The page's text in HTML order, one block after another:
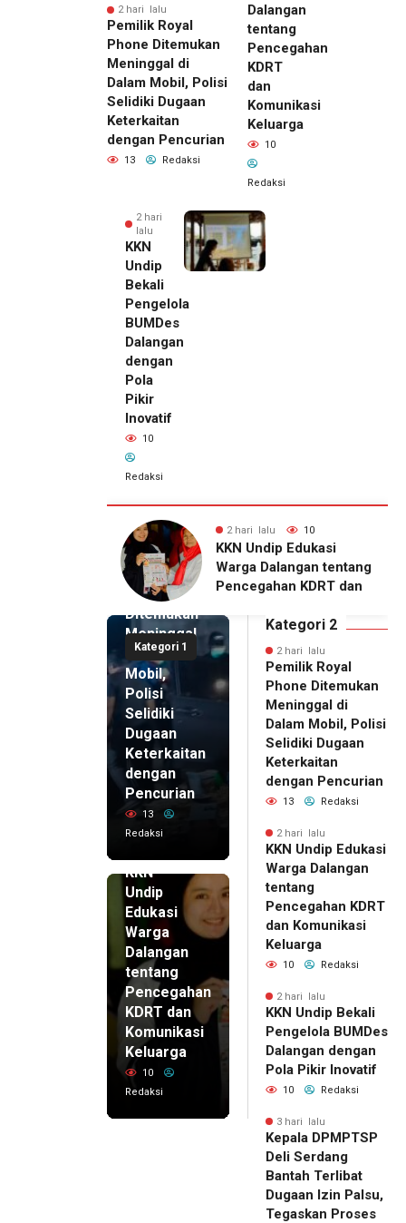
2 hari lalu
Pemilik Royal
Phone Ditemukan
Meninggal di
Dalam Mobil, Polisi
Selidiki Dugaan
Keterkaitan
dengan Pencurian
13 Redaksi
Dalangan
tentang
Pencegahan
KDRT
dan
Komunikasi
Keluarga
10
Redaksi
2 hari
lalu
KKN
Undip
Bekali
Pengelola
BUMDes
Dalangan
dengan
Pola
Pikir
Inovatif
10
Redaksi
2 hari lalu 10
KKN Undip Bekali
Pengelola BUMDes
Dalangan dengan Pola
Kategori 1
2 hari lalu
Pemilik
Royal
Phone
Ditemukan
Meninggal
di Dalam
Mobil,
Polisi
Selidiki
Dugaan
Keterkaitan
dengan
Pencurian
13
Redaksi
KKN
Undip
Edukasi
Warga
Dalangan
tentang
Pencegahan
KDRT dan
Komunikasi
Keluarga
10
Redaksi
Kategori 2
2 hari lalu
Pemilik Royal
Phone Ditemukan
Meninggal di
Dalam Mobil, Polisi
Selidiki Dugaan
Keterkaitan
dengan Pencurian
13 Redaksi
2 hari lalu
KKN Undip Edukasi
Warga Dalangan
tentang
Pencegahan KDRT
dan Komunikasi
Keluarga
10 Redaksi
2 hari lalu
KKN Undip Bekali
Pengelola BUMDes
Dalangan dengan
Pola Pikir Inovatif
10 Redaksi
3 hari lalu
Kepala DPMPTSP
Deli Serdang
Bantah Terlibat
Dugaan Izin Palsu,
Tegaskan Proses